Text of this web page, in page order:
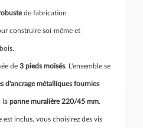
de fabrication
construire soi-même et
de 3 pieds moisés. L'ensemble se
d'ancrage métalliques fournies
la panne muralière 220/45 mm.
est inclus, vous choisirez des vis